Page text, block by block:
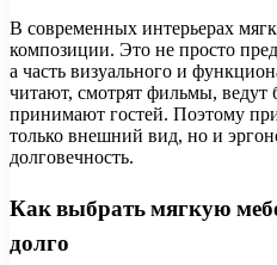
В современных интерьерах
композиции. Это не просто
а часть визуального и
читают, смотрят фильмы, ведут
принимают гостей. Поэтому
только внешний вид, но и
долговечность.
Как выбрать мягкую
долго